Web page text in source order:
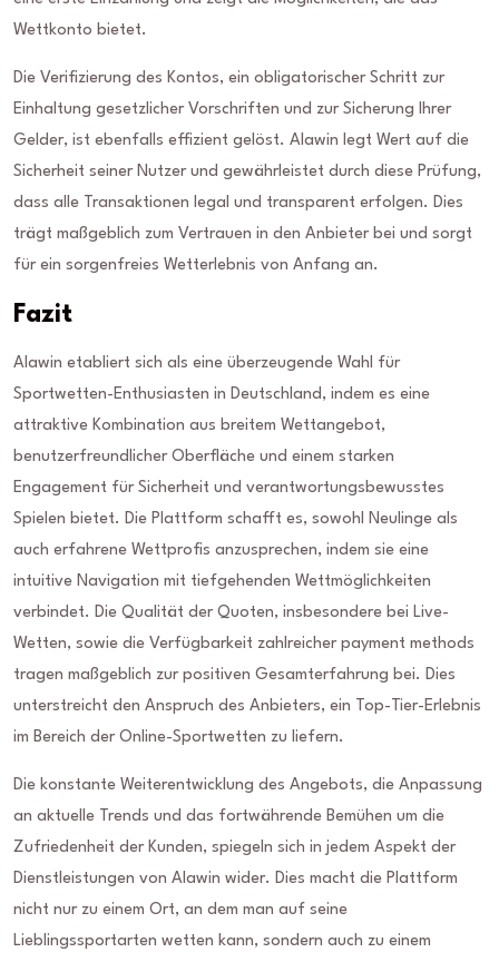
Wettkonto bietet.
Die Verifizierung des Kontos, ein obligatorischer Schritt zur
Einhaltung gesetzlicher Vorschriften und zur Sicherung Ihrer
Gelder, ist ebenfalls effizient gelöst. Alawin legt Wert auf die
Sicherheit seiner Nutzer und gewährleistet durch diese Prüfung,
dass alle Transaktionen legal und transparent erfolgen. Dies
trägt maßgeblich zum Vertrauen in den Anbieter bei und sorgt
für ein sorgenfreies Wetterlebnis von Anfang an.
Fazit
Alawin etabliert sich als eine überzeugende Wahl für
Sportwetten-Enthusiasten in Deutschland, indem es eine
attraktive Kombination aus breitem Wettangebot,
benutzerfreundlicher Oberfläche und einem starken
Engagement für Sicherheit und verantwortungsbewusstes
Spielen bietet. Die Plattform schafft es, sowohl Neulinge als
auch erfahrene Wettprofis anzusprechen, indem sie eine
intuitive Navigation mit tiefgehenden Wettmöglichkeiten
verbindet. Die Qualität der Quoten, insbesondere bei Live-
Wetten, sowie die Verfügbarkeit zahlreicher payment methods
tragen maßgeblich zur positiven Gesamterfahrung bei. Dies
unterstreicht den Anspruch des Anbieters, ein Top-Tier-Erlebnis
im Bereich der Online-Sportwetten zu liefern.
Die konstante Weiterentwicklung des Angebots, die Anpassung
an aktuelle Trends und das fortwährende Bemühen um die
Zufriedenheit der Kunden, spiegeln sich in jedem Aspekt der
Dienstleistungen von Alawin wider. Dies macht die Plattform
nicht nur zu einem Ort, an dem man auf seine
Lieblingssportarten wetten kann, sondern auch zu einem